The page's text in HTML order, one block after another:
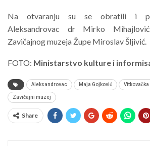
Na otvaranju su se obratili i
Aleksandrovac dr Mirko
Zavičajnog muzeja Župe Miroslav Šljivić.
FOTO: Ministarstvo kulture i
Aleksandrovac Maja Gojković
Zavičajni muzej
Share